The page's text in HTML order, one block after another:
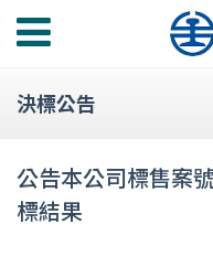
功
選
決標公告
公告本公司標售案
標結果